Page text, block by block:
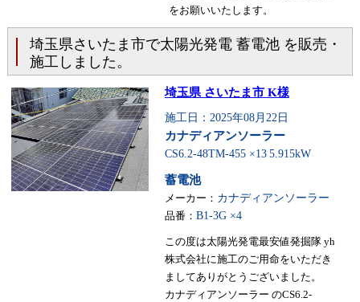
をお願いいたします。
埼玉県さいたま市で太陽光発電 蓄電池 を販売・
施工しました。
埼玉県 さいたま市 K様
施工日：2025年08月22日
カナディアンソーラー
CS6.2-48TM-455 ×13 5.915kW
蓄電池
メーカー： カナディアンソーラー
品番： B1-3G ×4
この度は太陽光発電最安値発掘隊 yh
株式会社に施工のご用命をいただき
ましてありがとうございました。
カナディアンソーラー のCS6.2-